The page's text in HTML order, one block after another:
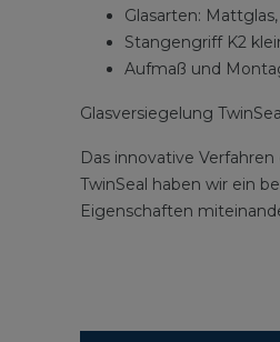
Glasarten:
Stangengriff K2
Aufmaß und
Glasversiegelung
Das innovative
TwinSeal haben wir ein
Eigenschaften